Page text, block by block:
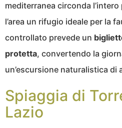
mediterranea circonda
l’area un rifugio ideale per la
controllato prevede un
protetta, convertendo la
un’escursione naturalistica di
Spiaggia di
Lazio